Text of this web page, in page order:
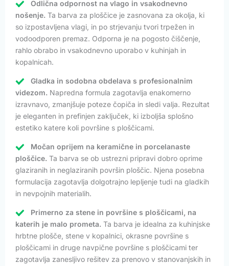
Odlična odpornost na vlago in vsakodnevno
nošenje. Ta barva za ploščice je zasnovana za okolja, ki
so izpostavljena vlagi, in po strjevanju tvori trpežen in
vodoodporen premaz. Odporna je na pogosto čiščenje,
rahlo obrabo in vsakodnevno uporabo v kuhinjah in
kopalnicah.
Gladka in sodobna obdelava s profesionalnim
videzom. Napredna formula zagotavlja enakomerno
izravnavo, zmanjšuje poteze čopiča in sledi valja. Rezultat
je eleganten in prefinjen zaključek, ki izboljša splošno
estetiko katere koli površine s ploščicami.
Močan oprijem na keramične in porcelanaste
ploščice. Ta barva se ob ustrezni pripravi dobro oprime
glaziranih in neglaziranih površin ploščic. Njena posebna
formulacija zagotavlja dolgotrajno lepljenje tudi na gladkih
in nevpojnih materialih.
Primerno za stene in površine s ploščicami, na
katerih je malo prometa. Ta barva je idealna za kuhinjske
hrbtne plošče, stene v kopalnici, okrasne površine s
ploščicami in druge navpične površine s ploščicami ter
zagotavlja zanesljivo rešitev za prenovo v stanovanjskih in